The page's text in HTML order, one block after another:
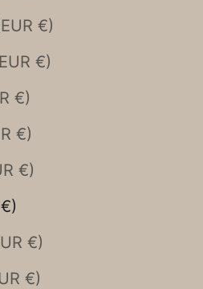
Germania (EUR €)
Gibilterra (EUR €)
Grecia (EUR €)
Irlanda (EUR €)
Islanda (EUR €)
Italia (EUR €)
Lettonia (EUR €)
Lituania (EUR €)